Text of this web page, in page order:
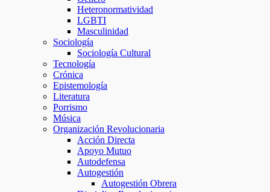
Heteronormatividad
LGBTI
Masculinidad
Sociología
Sociología Cultural
Tecnología
Crónica
Epistemología
Literatura
Porrismo
Música
Organización Revolucionaria
Acción Directa
Apoyo Mutuo
Autodefensa
Autogestión
Autogestión Obrera